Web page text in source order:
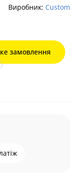
Виробник: Custom
замовлення